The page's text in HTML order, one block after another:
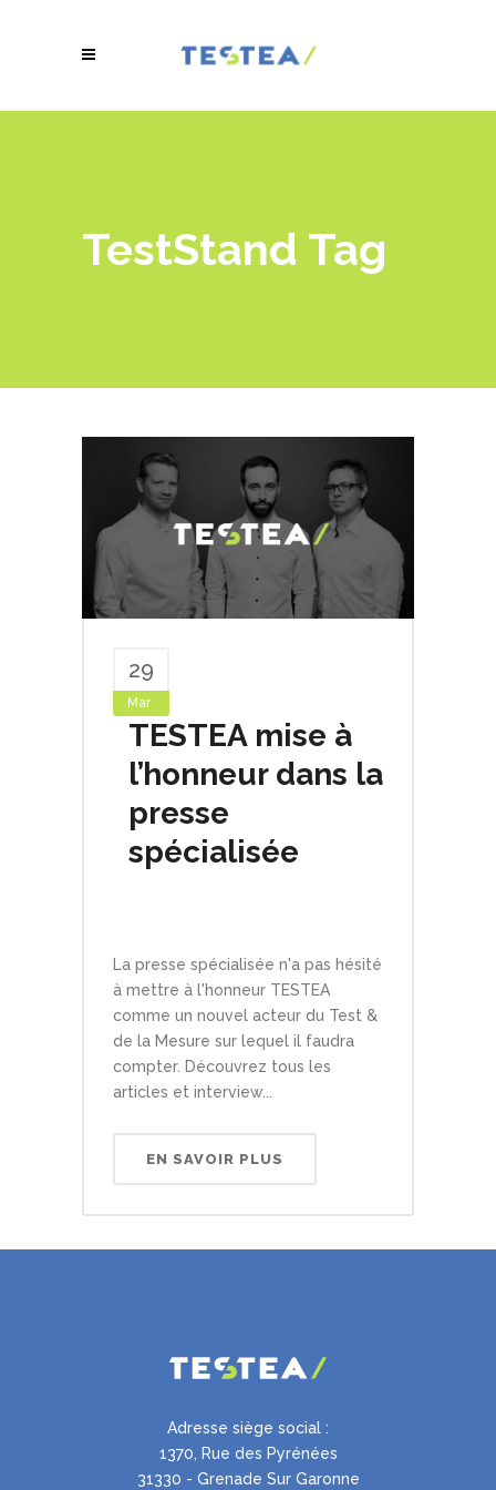
TestStand Tag
29
Mar
TESTEA mise à
l’honneur dans la
presse
spécialisée
La presse spécialisée n'a pas hésité
à mettre à l'honneur TESTEA
comme un nouvel acteur du Test &
de la Mesure sur lequel il faudra
compter. Découvrez tous les
articles et interview...
EN SAVOIR PLUS
Adresse siège social :
1370, Rue des Pyrénées
31330 - Grenade Sur Garonne